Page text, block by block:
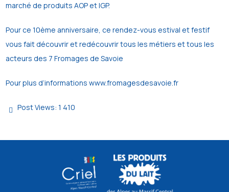
marché de produits AOP et IGP.
Pour ce 10ème anniversaire, ce rendez-vous estival et festif
vous fait découvrir et redécouvrir tous les métiers et tous les
acteurs des 7 Fromages de Savoie
Pour plus d’informations www.fromagesdesavoie.fr
Post Views: 1 410